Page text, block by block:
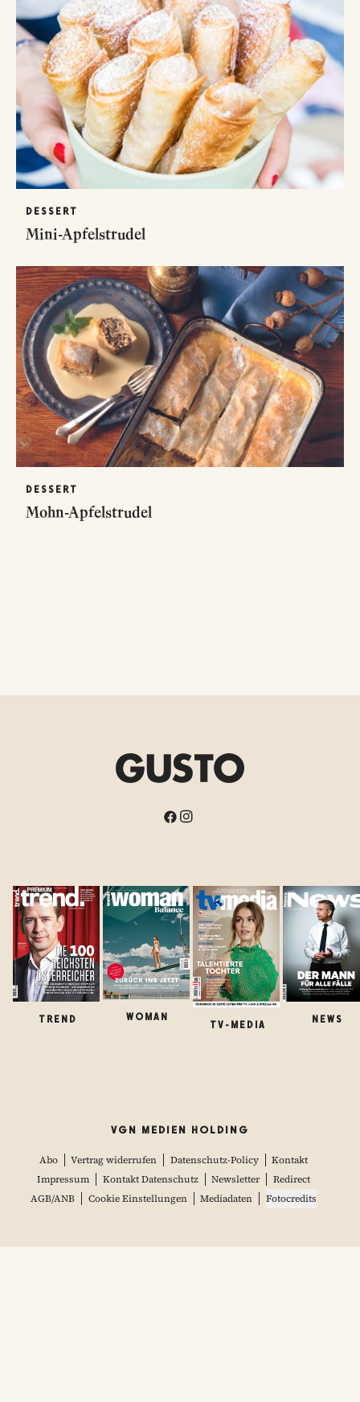
DESSERT
Mini-Apfelstrudel
DESSERT
Mohn-Apfelstrudel
TREND WOMAN
TV-MEDIA
NEWS
VGN MEDIEN HOLDING
Abo Vertrag widerrufen Datenschutz-Policy
Kontakt
Impressum
Kontakt Datenschutz Newsletter
Redirect
AGB/ANB
Cookie Einstellungen Mediadaten Fotocredits